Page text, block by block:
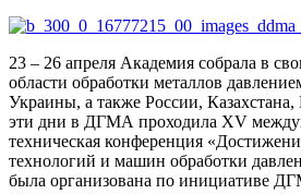
23 – 26 апреля Академия собрала в
области обработки металлов
Украины, а также России,
эти дни в ДГМА проходила XV
техническая конференция
технологий и машин обработки
была организована по инициативе